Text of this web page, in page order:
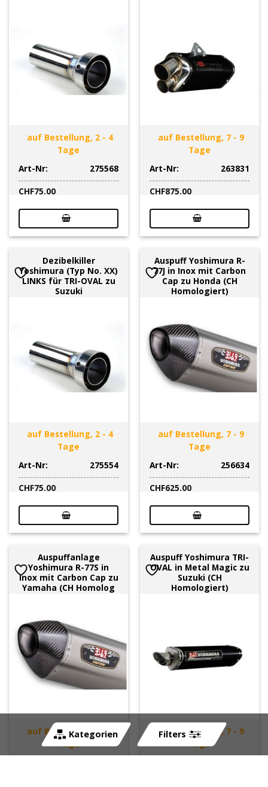
Kategorien Filters
auf Bestellung, 2 - 4
Tage
Art-Nr:
275568
CHF75.00
auf Bestellung, 7 - 9
Tage
Art-Nr:
263831
CHF875.00
Dezibelkiller
Yoshimura (Typ No. XX)
LINKS für TRI-OVAL zu
Suzuki
auf Bestellung, 2 - 4
Tage
Art-Nr:
275554
CHF75.00
Auspuff Yoshimura R-
77J in Inox mit Carbon
Cap zu Honda (CH
Homologiert)
auf Bestellung, 7 - 9
Tage
Art-Nr:
256634
CHF625.00
Auspuffanlage
Yoshimura R-77S in
Inox mit Carbon Cap zu
Yamaha (CH Homolog
auf Bestellung, 7 - 9
Tage
Auspuff Yoshimura TRI-
OVAL in Metal Magic zu
Suzuki (CH
Homologiert)
auf Bestellung, 7 - 9
Tage